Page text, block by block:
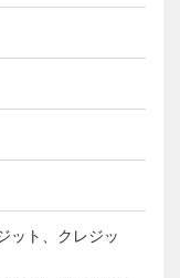
ット、クレジッ